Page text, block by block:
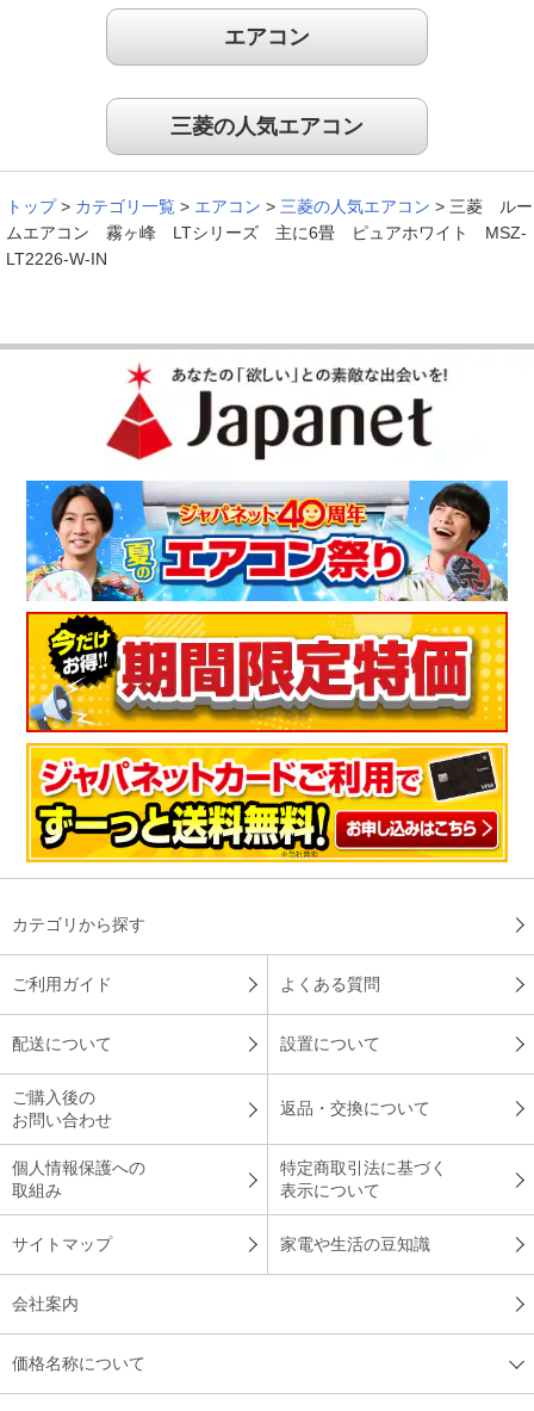
エアコン
三菱の人気エアコン
トップ > カテゴリ一覧 > エアコン > 三菱の人気エアコン > 三菱 ルー
ムエアコン 霧ヶ峰 LTシリーズ 主に6畳 ピュアホワイト MSZ-
LT2226-W-IN
カテゴリから探す
ご利用ガイド よくある質問
配送について 設置について
ご購入後の
お問い合わせ
返品・交換について
個人情報保護への
取組み
特定商取引法に基づく
表示について
サイトマップ 家電や生活の豆知識
会社案内
価格名称について